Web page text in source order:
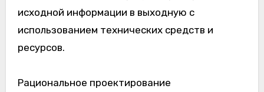
исходной информации в выходную с
использованием технических средств и
ресурсов.
Рациональное проектирование